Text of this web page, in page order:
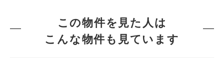
この物件を見た人は
こんな物件も見ています